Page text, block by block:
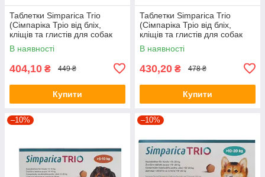
Таблетки Simparica Trio
(Сімпаріка Тріо від бліх,
кліщів та глистів для собак
вагою 1,3-2,5кг) 1шт.
В наявності
404,10 ₴ 449 ₴
Купити
Таблетки Simparica Trio
(Сімпаріка Тріо від бліх,
кліщів та глистів для собак
вагою 2,6-5кг) 1шт.
В наявності
430,20 ₴ 478 ₴
Купити
–10% –10%